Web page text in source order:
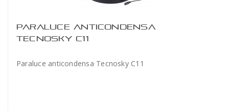
PARALUCE ANTICONDENSA
TECNOSKY C11
Paraluce anticondensa Tecnosky C11